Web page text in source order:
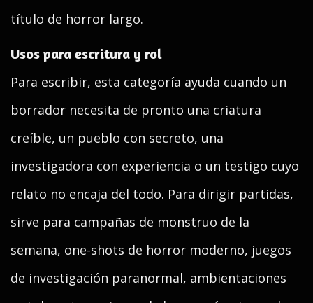
título de horror largo.
Usos para escritura y rol
Para escribir, esta categoría ayuda cuando un
borrador necesita de pronto una criatura
creíble, un pueblo con secreto, una
investigadora con experiencia o un testigo cuyo
relato no encaja del todo. Para dirigir partidas,
sirve para campañas de monstruo de la
semana, one-shots de horror moderno, juegos
de investigación paranormal, ambientaciones